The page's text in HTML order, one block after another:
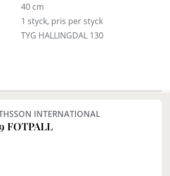
40 cm
1 styck, pris per styck
TYG HALLINGDAL 130
INTERNATIONAL
FOTPALL